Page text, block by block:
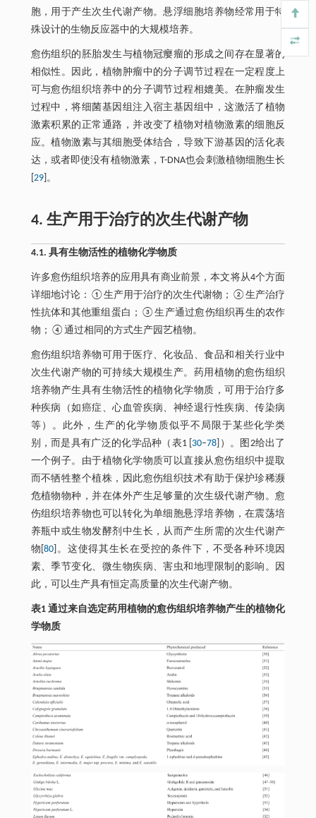
胞，用于产生次生代谢产物。悬浮细胞培养物经常用于特
殊设计的生物反应器中的大规模培养。
愈伤组织的胚胎发生与植物冠瘿瘤的形成之间存在显著的
相似性。因此，植物肿瘤中的分子调节过程在一定程度上
可与愈伤组织培养中的分子调节过程相媲美。在肿瘤发生
过程中，将细菌基因组注入宿主基因组中，这激活了植物
激素积累的正常通路，并改变了植物对植物激素的细胞反
应。植物激素与其细胞受体结合，导致下游基因的活化表
达，或者即使没有植物激素，T-DNA也会刺激植物细胞生长
29]。
4. 生产用于治疗的次生代谢产物
4.1. 具有生物活性的植物化学物质
许多愈伤组织培养的应用具有商业前景，本文将从4个方面
详细地讨论：①生产用于治疗的次生代谢物；②生产治疗
性抗体和其他重组蛋白；③生产通过愈伤组织再生的农作
物；④通过相同的方式生产园艺植物。
愈伤组织培养物可用于医疗、化妆品、食品和相关行业中
次生代谢产物的可持续大规模生产。药用植物的愈伤组织
培养物产生具有生物活性的植物化学物质，可用于治疗多
种疾病（如癌症、心血管疾病、神经退行性疾病、传染病
等）。此外，生产的化学物质似乎不局限于某些化学类
别，而是具有广泛的化学品种（表1 [ 30–78 ]）。图2给出了
一个例子。由于植物化学物质可以直接从愈伤组织中提取
而不牺牲整个植株，因此愈伤组织技术有助于保护珍稀濒
危植物物种，并在体外产生足够量的次生级代谢产物。愈
伤组织培养物也可以转化为单细胞悬浮培养物，在震荡培
养瓶中或生物发酵剂中生长，从而产生所需的次生代谢产
物[80 ]。这使得其生长在受控的条件下，不受各种环境因
素、季节变化、微生物疾病、害虫和地理限制的影响。因
此，可以生产具有恒定高质量的次生代谢产物。
表1 通过来自选定药用植物的愈伤组织培养物产生的植物化
学物质